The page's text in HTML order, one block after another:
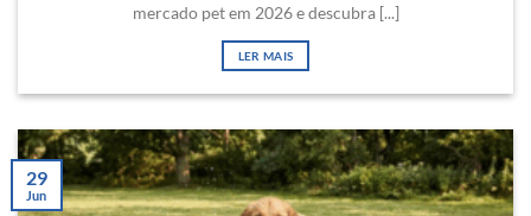
mercado pet em 2026 e descubra [...]
LER MAIS
29
Jun